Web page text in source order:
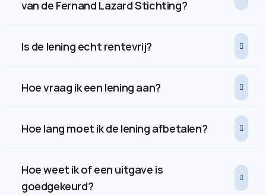
van de Fernand Lazard Stichting?
Is de lening echt rentevrij?
Hoe vraag ik een lening aan?
Hoe lang moet ik de lening afbetalen?
Hoe weet ik of een uitgave is
goedgekeurd?